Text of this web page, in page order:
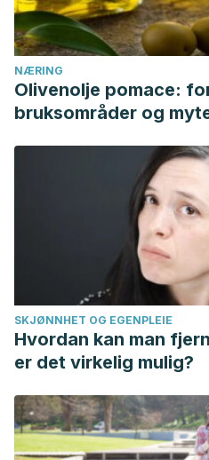
NÆRING
Olivenolje pomace:
bruksområder og
SKJØNNHET OG EGENPLEIE
Hvordan kan man
er det virkelig mulig?